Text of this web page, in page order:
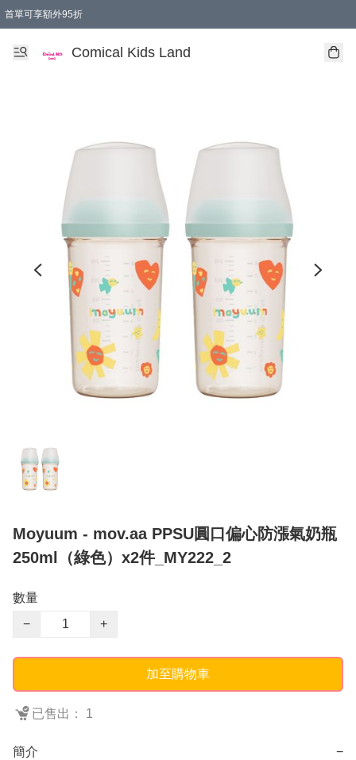
首單可享額外95折
Comical Kids Land
Moyuum - mov.aa PPSU圓口偏心防漲氣奶瓶
250ml（綠色）x2件_MY222_2
數量
−
+
加至購物車
已售出： 1
簡介 −